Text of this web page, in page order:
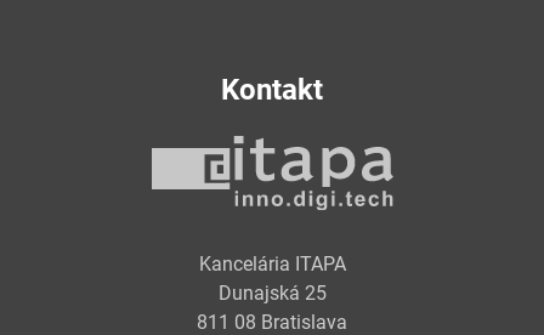
Kontakt
Kancelária ITAPA
Dunajská 25
811 08 Bratislava